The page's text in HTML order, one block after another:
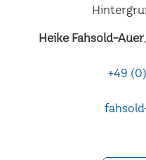
Heike Fahsold-Auer
+49